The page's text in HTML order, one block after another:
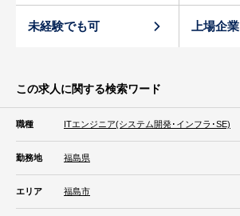
未経験でも可 上場企業
この求人に関する検索ワード
職種 ITエンジニア(システム開発･インフラ･SE)
勤務地 福島県
エリア 福島市